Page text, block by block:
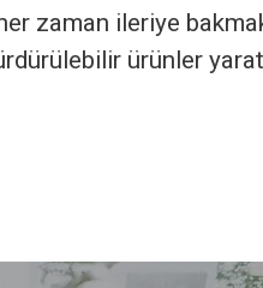
zaman ileriye
ürünler